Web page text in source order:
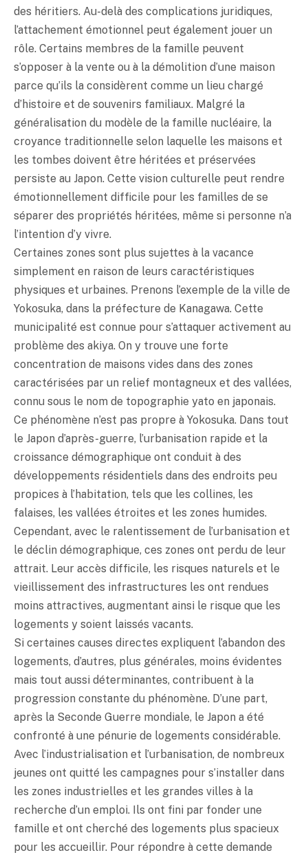
des héritiers. Au-delà des complications juridiques,
l’attachement émotionnel peut également jouer un
rôle. Certains membres de la famille peuvent
s’opposer à la vente ou à la démolition d’une maison
parce qu’ils la considèrent comme un lieu chargé
d’histoire et de souvenirs familiaux. Malgré la
généralisation du modèle de la famille nucléaire, la
croyance traditionnelle selon laquelle les maisons et
les tombes doivent être héritées et préservées
persiste au Japon. Cette vision culturelle peut rendre
émotionnellement difficile pour les familles de se
séparer des propriétés héritées, même si personne n’a
l’intention d’y vivre.
Certaines zones sont plus sujettes à la vacance
simplement en raison de leurs caractéristiques
physiques et urbaines. Prenons l’exemple de la ville de
Yokosuka, dans la préfecture de Kanagawa. Cette
municipalité est connue pour s’attaquer activement au
problème des akiya. On y trouve une forte
concentration de maisons vides dans des zones
caractérisées par un relief montagneux et des vallées,
connu sous le nom de topographie yato en japonais.
Ce phénomène n’est pas propre à Yokosuka. Dans tout
le Japon d’après-guerre, l’urbanisation rapide et la
croissance démographique ont conduit à des
développements résidentiels dans des endroits peu
propices à l’habitation, tels que les collines, les
falaises, les vallées étroites et les zones humides.
Cependant, avec le ralentissement de l’urbanisation et
le déclin démographique, ces zones ont perdu de leur
attrait. Leur accès difficile, les risques naturels et le
vieillissement des infrastructures les ont rendues
moins attractives, augmentant ainsi le risque que les
logements y soient laissés vacants.
Si certaines causes directes expliquent l’abandon des
logements, d’autres, plus générales, moins évidentes
mais tout aussi déterminantes, contribuent à la
progression constante du phénomène. D’une part,
après la Seconde Guerre mondiale, le Japon a été
confronté à une pénurie de logements considérable.
Avec l’industrialisation et l’urbanisation, de nombreux
jeunes ont quitté les campagnes pour s’installer dans
les zones industrielles et les grandes villes à la
recherche d’un emploi. Ils ont fini par fonder une
famille et ont cherché des logements plus spacieux
pour les accueillir. Pour répondre à cette demande